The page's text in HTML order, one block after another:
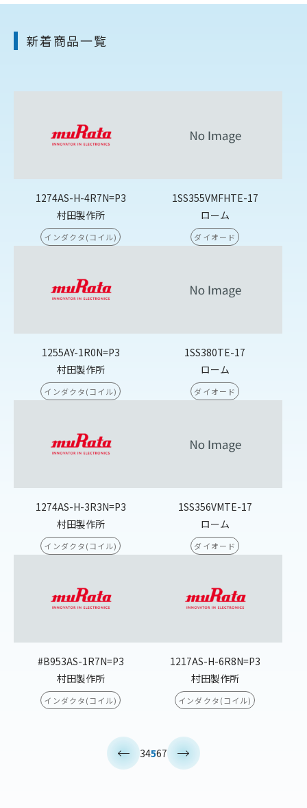
新着商品一覧
1274AS-H-4R7N=P3
村田製作所
インダクタ(コイル)
1SS355VMFHTE-17
ローム
ダイオード
1255AY-1R0N=P3
村田製作所
インダクタ(コイル)
1SS380TE-17
ローム
ダイオード
1274AS-H-3R3N=P3
村田製作所
インダクタ(コイル)
1SS356VMTE-17
ローム
ダイオード
#B953AS-1R7N=P3
村田製作所
インダクタ(コイル)
1217AS-H-6R8N=P3
村田製作所
インダクタ(コイル)
34567